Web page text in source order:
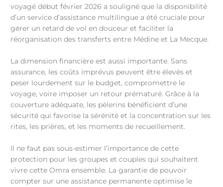
voyagé début février 2026 a souligné que la disponibilité
d’un service d’assistance multilingue a été cruciale pour
gérer un retard de vol en douceur et faciliter la
réorganisation des transferts entre Médine et La Mecque.
La dimension financière est aussi importante. Sans
assurance, les coûts imprévus peuvent être élevés et
peser lourdement sur le budget, compromettre le
voyage, voire imposer un retour prématuré. Grâce à la
couverture adéquate, les pèlerins bénéficient d’une
sécurité qui favorise la sérénité et la concentration sur les
rites, les prières, et les moments de recueillement.
Il ne faut pas sous-estimer l’importance de cette
protection pour les groupes et couples qui souhaitent
vivre cette Omra ensemble. La garantie de pouvoir
compter sur une assistance permanente optimise le